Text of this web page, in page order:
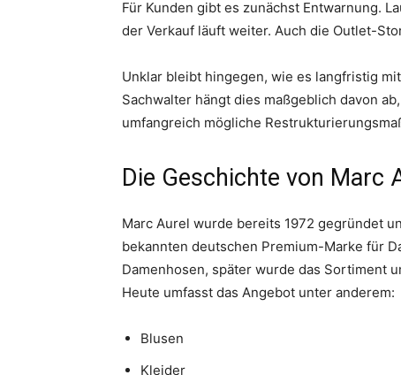
Für Kunden gibt es zunächst Entwarnung.
der Verkauf läuft weiter. Auch die Outlet-
Unklar bleibt hingegen, wie es langfristig
Sachwalter hängt dies maßgeblich davon
umfangreich mögliche
Die Geschichte von Marc
Marc Aurel wurde bereits 1972 gegründet
bekannten deutschen Premium-Marke für
Damenhosen, später wurde das Sortiment
Heute umfasst das Angebot unter anderem:
Blusen
Kleider